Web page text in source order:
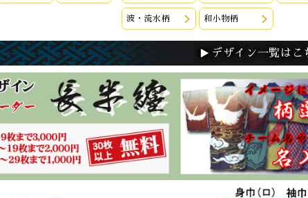
波・流水柄 和小物柄
▼ デザイン一覧はこ